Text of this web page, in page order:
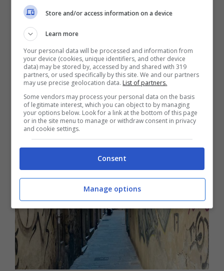
prima iniziato ad inveire, poi, spazientito ha
preso l’arma e l’ha utilizzata per cacciarli. Il
41enne, si cui si erano subito notate le
gravissime condizioni, è deceduto in
ospedale. Era stato sottoposto ad un delicato
intervento chirurgico ma purtroppo per lui
non c’è stato nulla da fare.
Store and/or access information on a device
Learn more
Your personal data will be processed and information from
your device (cookies, unique identifiers, and other device
data) may be stored by, accessed by and shared with 319
partners, or used specifically by this site. We and our partners
may use precise geolocation data. List of partners.
Some vendors may process your personal data on the basis
of legitimate interest, which you can object to by managing
your options below. Look for a link at the bottom of this page
or in the site menu to manage or withdraw consent in privacy
and cookie settings.
Consent
Manage options